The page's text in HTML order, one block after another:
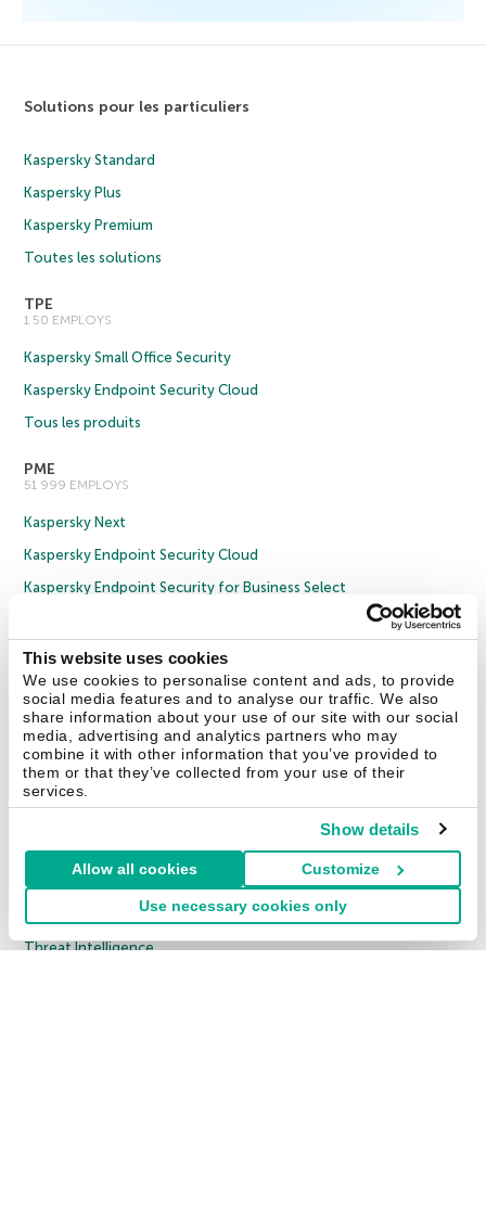
This website uses cookies
We use cookies to personalise content and ads, to provide
social media features and to analyse our traffic. We also
share information about your use of our site with our social
media, advertising and analytics partners who may
combine it with other information that you’ve provided to
them or that they’ve collected from your use of their
services.
Show details
Allow all cookies Customize
Use necessary cookies only
Solutions pour les particuliers
Kaspersky Standard
Kaspersky Plus
Kaspersky Premium
Toutes les solutions
TPE
1 50 EMPLOYS
Kaspersky Small Office Security
Kaspersky Endpoint Security Cloud
Tous les produits
PME
51 999 EMPLOYS
Kaspersky Next
Kaspersky Endpoint Security Cloud
Kaspersky Endpoint Security for Business Select
Kaspersky Endpoint Security for Business Advanced
Tous les produits
Grande entreprise
1 000 EMPLOYS ET
Kaspersky Next
Cybersecurity Services
Endpoint Security
Hybrid Cloud Security
Cybersecurity Training
Threat Intelligence